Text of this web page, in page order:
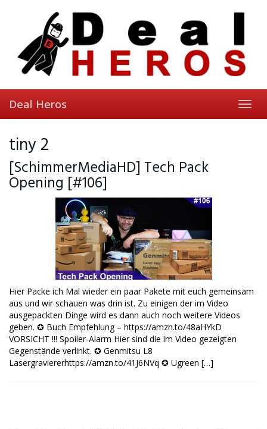
Deal Heros
tiny 2
[SchimmerMediaHD] Tech Pack
Opening [#106]
Hier Packe ich Mal wieder ein paar Pakete mit euch gemeinsam
aus und wir schauen was drin ist. Zu einigen der im Video
ausgepackten Dinge wird es dann auch noch weitere Videos
geben. ✪ Buch Empfehlung – https://amzn.to/48aHYkD
VORSICHT !!! Spoiler-Alarm Hier sind die im Video gezeigten
Gegenstände verlinkt. ✪ Genmitsu L8
Lasergraviererhttps://amzn.to/41J6NVq ✪ Ugreen […]